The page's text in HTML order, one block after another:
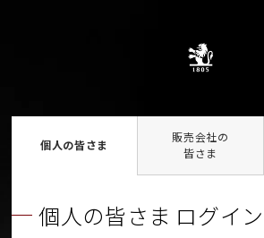
個人の皆さま
販売会社の
皆さま
個人の皆さま ログイン